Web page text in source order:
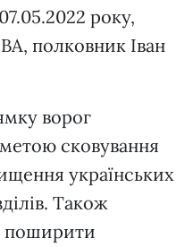
року,
полковник Іван
ворог
сковування
українських
Також
поширити